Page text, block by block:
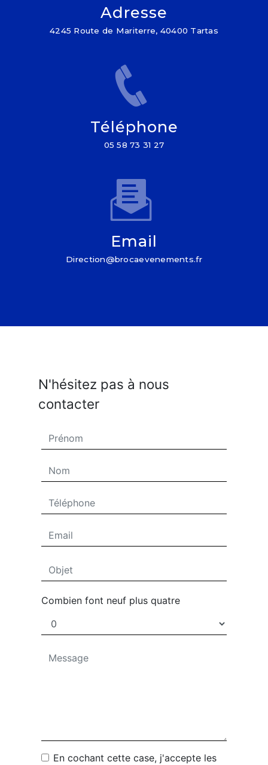
Adresse
4245 Route de Mariterre, 40400 Tartas
Téléphone
05 58 73 31 27
Email
direction@brocaevenements.fr
N'hésitez pas à nous
contacter
Combien font neuf plus quatre
En cochant cette case, j'accepte les